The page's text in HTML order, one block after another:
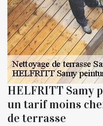
HELFRITT Samy
un tarif moins
de terrasse